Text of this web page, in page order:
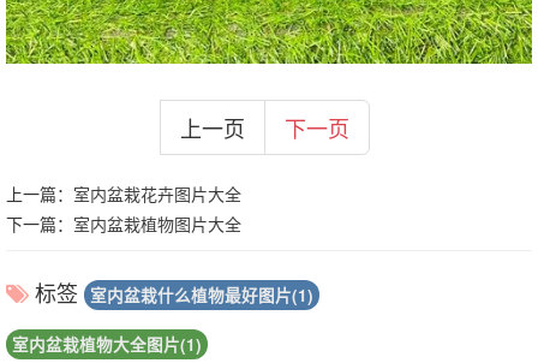
上一页 下一页
上一篇： 室内盆栽花卉图片大全
下一篇： 室内盆栽植物图片大全
标签 室内盆栽什么植物最好图片(1)
室内盆栽植物大全图片(1)